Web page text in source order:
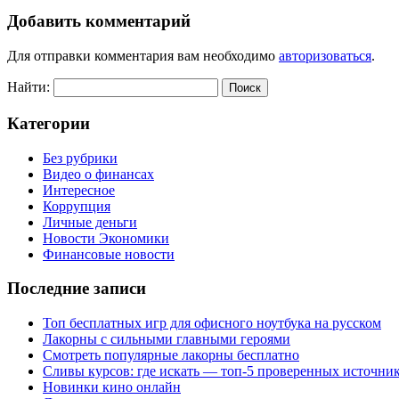
Добавить комментарий
Для отправки комментария вам необходимо авторизоваться.
Найти:
Категории
Без рубрики
Видео о финансах
Интересное
Коррупция
Личные деньги
Новости Экономики
Финансовые новости
Последние записи
Топ бесплатных игр для офисного ноутбука на русском
Лакорны с сильными главными героями
Смотреть популярные лакорны бесплатно
Сливы курсов: где искать — топ-5 проверенных
Новинки кино онлайн